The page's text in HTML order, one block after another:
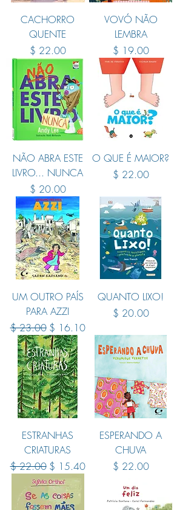
CACHORRO
QUENTE
Price
$ 22.00
VOVÓ NÃO
LEMBRA
Price
$ 19.00
NÃO ABRA ESTE
LIVRO... NUNCA
Price
$ 20.00
O QUE É MAIOR?
Price
$ 22.00
UM OUTRO PAÍS
PARA AZZI
Regular Price
$ 23.00 Sale Price
$ 16.10
QUANTO LIXO!
Price
$ 20.00
ESTRANHAS
CRIATURAS
Regular Price
$ 22.00 Sale Price
$ 15.40
ESPERANDO A
CHUVA
Price
$ 22.00